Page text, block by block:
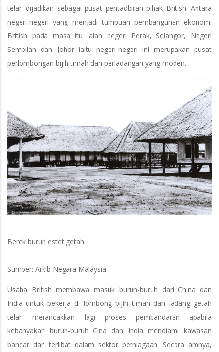
telah dijadikan sebagai pusat pentadbiran pihak British. Antara
negeri-negeri yang menjadi tumpuan pembangunan ekonomi
British pada masa itu ialah negeri Perak, Selangor, Negeri
Sembilan dan Johor iaitu negeri-negeri ini merupakan pusat
perlombongan bijih timah dan perladangan yang moden.
Berek buruh estet getah
Sumber: Arkib Negara Malaysia
Usaha British membawa masuk buruh-buruh dari China dan
India untuk bekerja di lombong bijih timah dan ladang getah
telah merancakkan lagi proses pembandaran apabila
kebanyakan buruh-buruh Cina dan India mendiami kawasan
bandar dan terlibat dalam sektor perniagaan. Secara amnya,